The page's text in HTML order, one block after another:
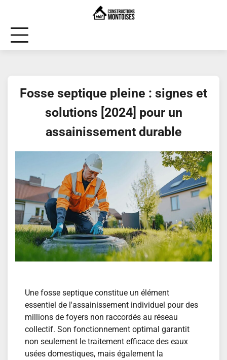
content
Fosse septique pleine : signes et
solutions [2024] pour un
assainissement durable
Une fosse septique constitue un élément
essentiel de l'assainissement individuel pour des
millions de foyers non raccordés au réseau
collectif. Son fonctionnement optimal garantit
non seulement le traitement efficace des eaux
usées domestiques, mais également la